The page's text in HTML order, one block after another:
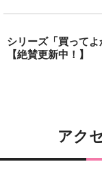
シリーズ「買ってよ
【絶賛更新中！】
アク